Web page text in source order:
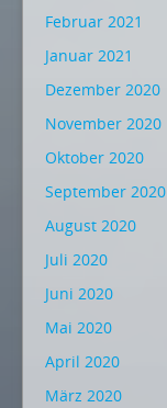
Februar 2021
Januar 2021
Dezember 2020
November 2020
Oktober 2020
September 2020
August 2020
Juli 2020
Juni 2020
Mai 2020
April 2020
März 2020